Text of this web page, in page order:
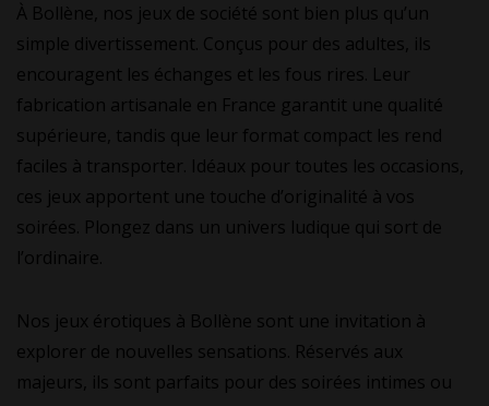
À Bollène, nos jeux de société sont bien plus qu’un
simple divertissement. Conçus pour des adultes, ils
encouragent les échanges et les fous rires. Leur
fabrication artisanale en France garantit une qualité
supérieure, tandis que leur format compact les rend
faciles à transporter. Idéaux pour toutes les occasions,
ces jeux apportent une touche d’originalité à vos
soirées. Plongez dans un univers ludique qui sort de
l’ordinaire.
Nos jeux érotiques à Bollène sont une invitation à
explorer de nouvelles sensations. Réservés aux
majeurs, ils sont parfaits pour des soirées intimes ou